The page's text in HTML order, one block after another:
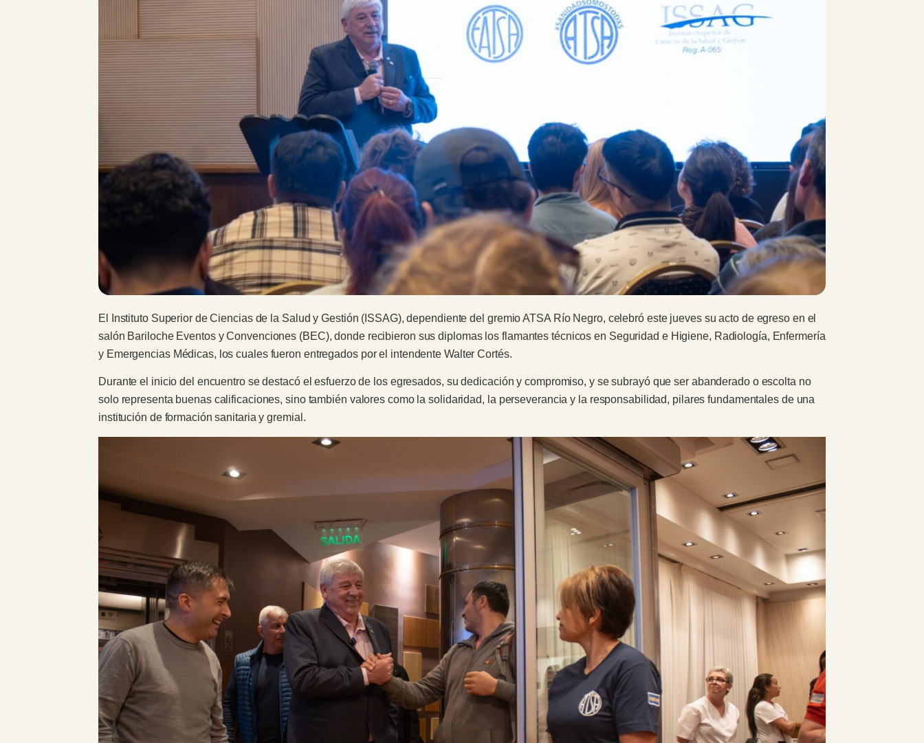
El Instituto Superior de Ciencias de la Salud y Gestión (ISSAG), dependiente del gremio ATSA Río Negro, celebró este jueves su acto de egreso en el
salón Bariloche Eventos y Convenciones (BEC), donde recibieron sus diplomas los flamantes técnicos en Seguridad e Higiene, Radiología, Enfermería
y Emergencias Médicas, los cuales fueron entregados por el intendente Walter Cortés.
Durante el inicio del encuentro se destacó el esfuerzo de los egresados, su dedicación y compromiso, y se subrayó que ser abanderado o escolta no
solo representa buenas calificaciones, sino también valores como la solidaridad, la perseverancia y la responsabilidad, pilares fundamentales de una
institución de formación sanitaria y gremial.